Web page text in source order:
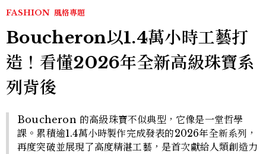
FASHION 風格專題
Boucheron以1.4萬小時工藝打
造！看懂2026年全新高級珠寶系
列背後
Boucheron 的高級珠寶不似典型，它像是一堂哲學
課。累積逾1.4萬小時製作完成發表的2026年全新系列，
再度突破並展現了高度精湛工藝，是首次獻給人類創造力